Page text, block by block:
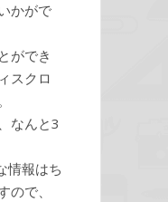
かがで
ができ
スクロ
なんと3
情報はち
ので、